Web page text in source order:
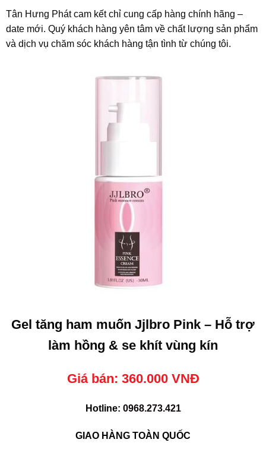
Tân Hưng Phát cam kết chỉ cung cấp hàng chính hãng –
date mới. Quý khách hàng yên tâm về chất lượng sản phẩm
và dịch vụ chăm sóc khách hàng tận tình từ chúng tôi.
Gel tăng ham muốn Jjlbro Pink – Hỗ trợ
làm hồng & se khít vùng kín
Giá bán: 360.000 VNĐ
Hotline: 0968.273.421
GIAO HÀNG TOÀN QUỐC